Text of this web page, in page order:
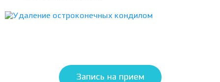
Запись на прием